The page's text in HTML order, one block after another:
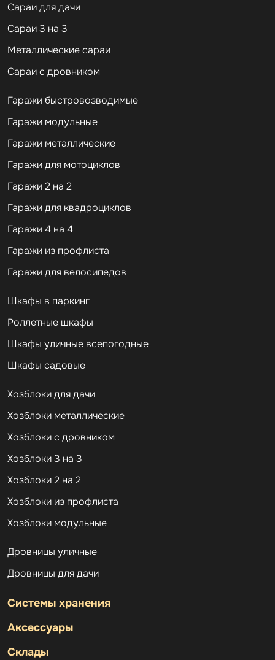
Cараи для дачи
Сараи 3 на 3
Металлические сараи
Сараи с дровником
Гаражи быстровозводимые
Гаражи модульные
Гаражи металлические
Гаражи для мотоциклов
Гаражи 2 на 2
Гаражи для квадроциклов
Гаражи 4 на 4
Гаражи из профлиста
Гаражи для велосипедов
Шкафы в паркинг
Роллетные шкафы
Шкафы уличные всепогодные
Шкафы садовые
Хозблоки для дачи
Хозблоки металлические
Хозблоки с дровником
Хозблоки 3 на 3
Хозблоки 2 на 2
Хозблоки из профлиста
Хозблоки модульные
Дровницы уличные
Дровницы для дачи
Системы хранения
Аксессуары
Склады